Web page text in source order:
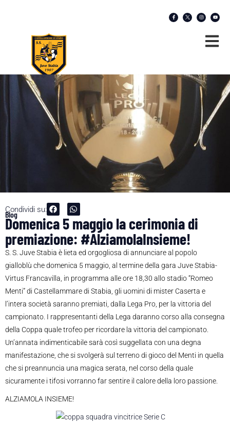
Condividi su:
Blog
Domenica 5 maggio la cerimonia di
premiazione: #AlziamolaInsieme!
S. S. Juve Stabia è lieta ed orgogliosa di annunciare al popolo
gialloblù che domenica 5 maggio, al termine della gara Juve Stabia-
Virtus Francavilla, in programma alle ore 18,30 allo stadio “Romeo
Menti” di Castellammare di Stabia, gli uomini di mister Caserta e
l’intera società saranno premiati, dalla Lega Pro, per la vittoria del
campionato. I rappresentanti della Lega daranno corso alla consegna
della Coppa quale trofeo per ricordare la vittoria del campionato.
Un’annata indimenticabile sarà così suggellata con una degna
manifestazione, che si svolgerà sul terreno di gioco del Menti in quella
che si preannuncia una magica serata, nel corso della quale
sicuramente i tifosi vorranno far sentire il calore della loro passione.
ALZIAMOLA INSIEME!